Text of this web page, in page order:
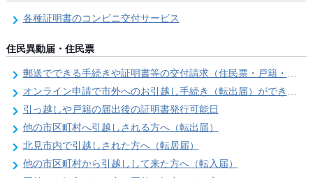
各種証明書のコンビニ交付サービス
住民異動届・住民票
郵送でできる手続きや証明書等の交付請求（住民票・戸籍・国民年金関係）
オンライン申請で市外へのお引越し手続き（転出届）ができます
引っ越しや戸籍の届出後の証明書発行可能日
他の市区町村へ引越しされる方へ（転出届）
北見市内で引越しされた方へ（転居届）
他の市区町村から引越しして来た方へ（転入届）